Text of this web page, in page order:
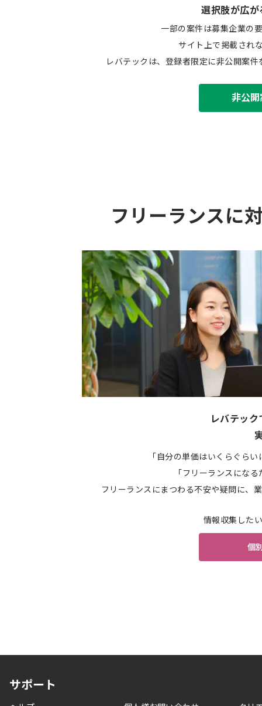
選択肢が広が
一部の案件は募集企業の
サイト上で掲載され
レバテックは、登録者限定に非公開案
非公
フリーランスに
レバテッ
「自分の単価はいくらぐら
「フリーランスにな
フリーランスにまつわる不安や疑問に、
情報収集した
個
サポート